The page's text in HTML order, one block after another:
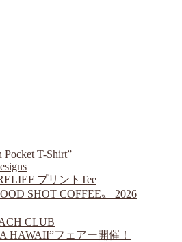
T-Shirt”
プリントTee
SHOT COFFEE〟 2026
CLUB
HAWAII”フェアー開催！